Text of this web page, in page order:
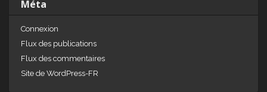
Méta
Connexion
Flux des publications
Flux des commentaires
Site de WordPress-FR